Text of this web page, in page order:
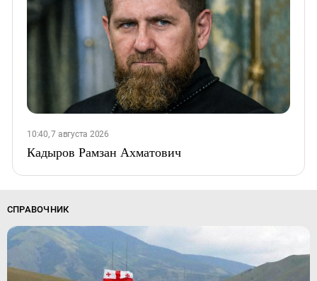
10:40, 7 августа 2026
Кадыров Рамзан Ахматович
СПРАВОЧНИК